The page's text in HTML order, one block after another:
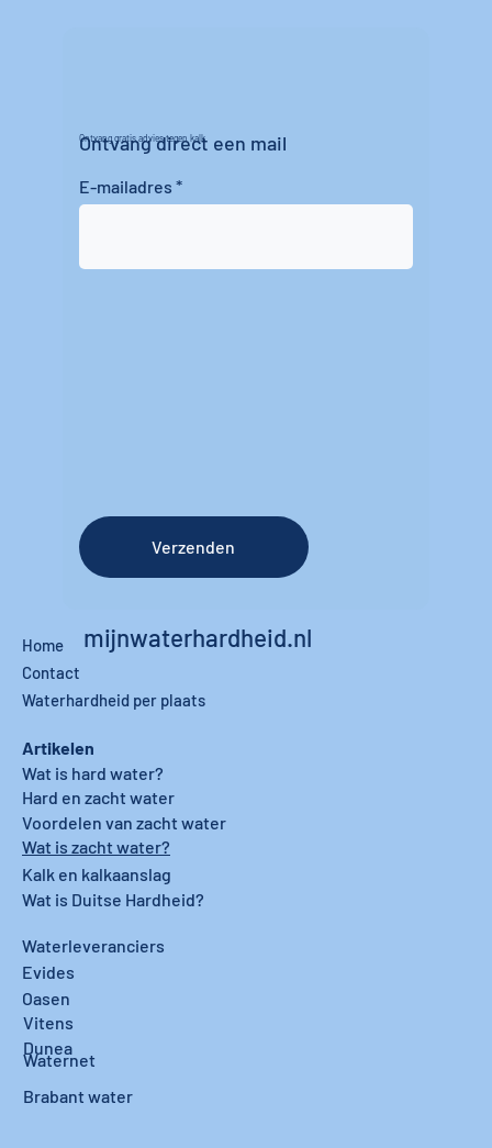
Ontvang gratis advies tegen kalk
Ontvang direct een mail
E-mailadres
Verzenden
mijnwaterhardheid.nl
Home
Contact
Waterhardheid per plaats
Waterleveranciers
Evides
Oasen
Vitens
Dunea
Waternet
Brabant water
Artikelen
Wat is hard water?
Hard en zacht water
Wat is zacht water?
Voordelen van zacht water
Kalk en kalkaanslag
Wat is Duitse Hardheid?